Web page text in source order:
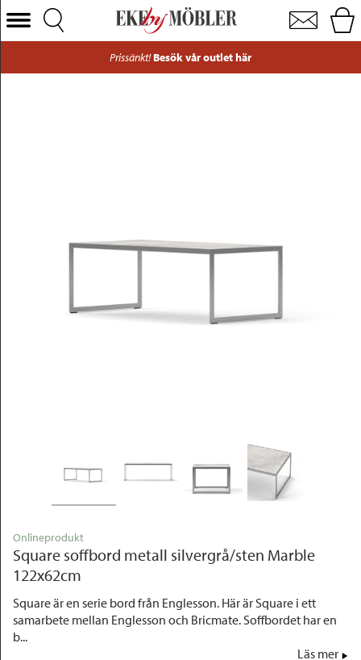
Square soffbord metall silvergrå/sten Marble 122x62cm
Välj Kategori
Inredning
Prissänkt! Besök vår outlet här
Onlineprodukt
Square soffbord metall silvergrå/sten Marble
122x62cm
Square är en serie bord från Englesson. Här är Square i ett
samarbete mellan Englesson och Bricmate. Soffbordet har en
b...
Läs mer